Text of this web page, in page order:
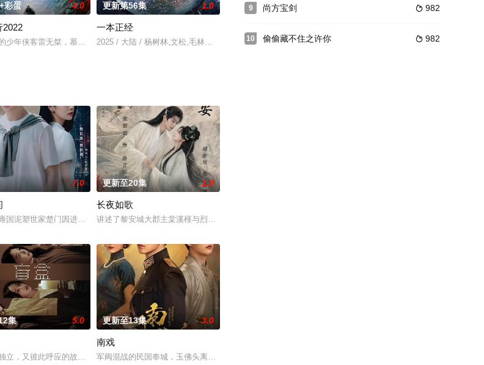
，恰好出现的你
校园故事。主人公吴芄芄在女扮男装进入书院后，与同窗好友唐文起、祁赡发生的一系列啼笑皆非的故事。
彩蛋 4.0
2022
少年侠客雷无桀，慕名前往江湖第一大城——雪月城的途中误入雪落山庄。第一次行侠仗义就因砸了老板萧瑟的客栈被追究赔偿，无奈
更新第56集 1.0
一本正经
2025 / 大陆 / 杨树林,文松,毛林林,周云鹏,田娃,王小虎,林威,赵振廷
探社成员横扫诡事，从市井少年到长安神探，四人并肩踏平
（苏晓彤 饰）与童年时因一场意外落下身体残缺的少年顾铭夕（何洛洛 饰）的成长印记与深深联结。两
7.0
国泥塑世家楚门因进贡的“十二生肖”离奇流血炸裂，惨遭满门流放，楚父以死鸣冤。楚家大小姐楚梓鸢带着滔天恨意，在屠刀落地的瞬间
更新至20集 1.0
长夜如歌
讲述了黎安城大郡主棠溪槿与烈云峥之间曲折动人的情感，以及他们在复杂局势中坚守初心、勇敢面对困难的
因意外踏入玄机界，继而卷入虎云国内乱的漩涡，身陷重重危机，而
控、无DNA鉴定技术的支持下，通过摸排、勘查等传统刑侦手段，接连破获数起重案要案的艰难过程。
集 5.0
立，又彼此呼应的故事——用一场精心策划的“夏令营”完成复仇的受害者；临终前与遗憾和解的“无用之人”；共享同一具躯体的人格“刮刮
更新至13集 3.0
南戏
军阀混战的民国奉城，玉佛头离奇失窃，戏班主横尸戏台，将冷血少帅许又安与昆曲名伶荣筱楠推向不死不休
9  982
尚方宝剑
10  982
偷偷藏不住之许你